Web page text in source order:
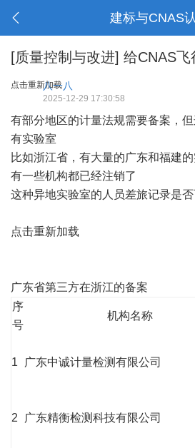
建标与CNAS
[质量控制与改进] 给CNAS
点击重新加载
八一八
2025-12-29 17:30:58
有部分地区的计量法规需要备案，
有实验室
比如浙江省，有大量的广东和福建
有一些机构都已经注销了
这种异地实验室的人员差旅记录是否
点击重新加载
广东省第三方在浙江的备案
序
号
机构名称
1 广东中诚计量检测有限公司
2 广东精衡检测科技有限公司